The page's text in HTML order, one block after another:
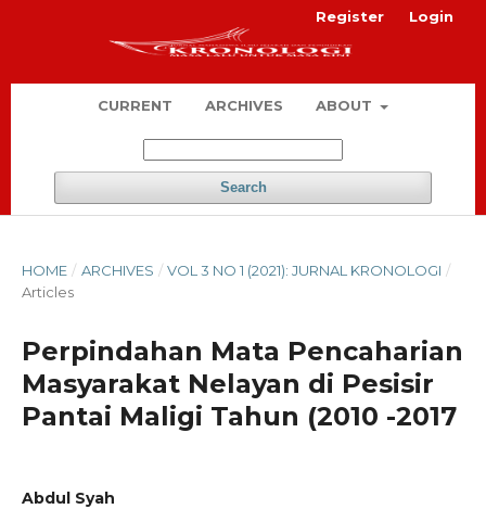
CURRENT ARCHIVES ABOUT
Search
Register Login
HOME / ARCHIVES / VOL 3 NO 1 (2021): JURNAL KRONOLOGI /
Articles
Perpindahan Mata Pencaharian
Masyarakat Nelayan di Pesisir
Pantai Maligi Tahun (2010 -2017
Abdul Syah